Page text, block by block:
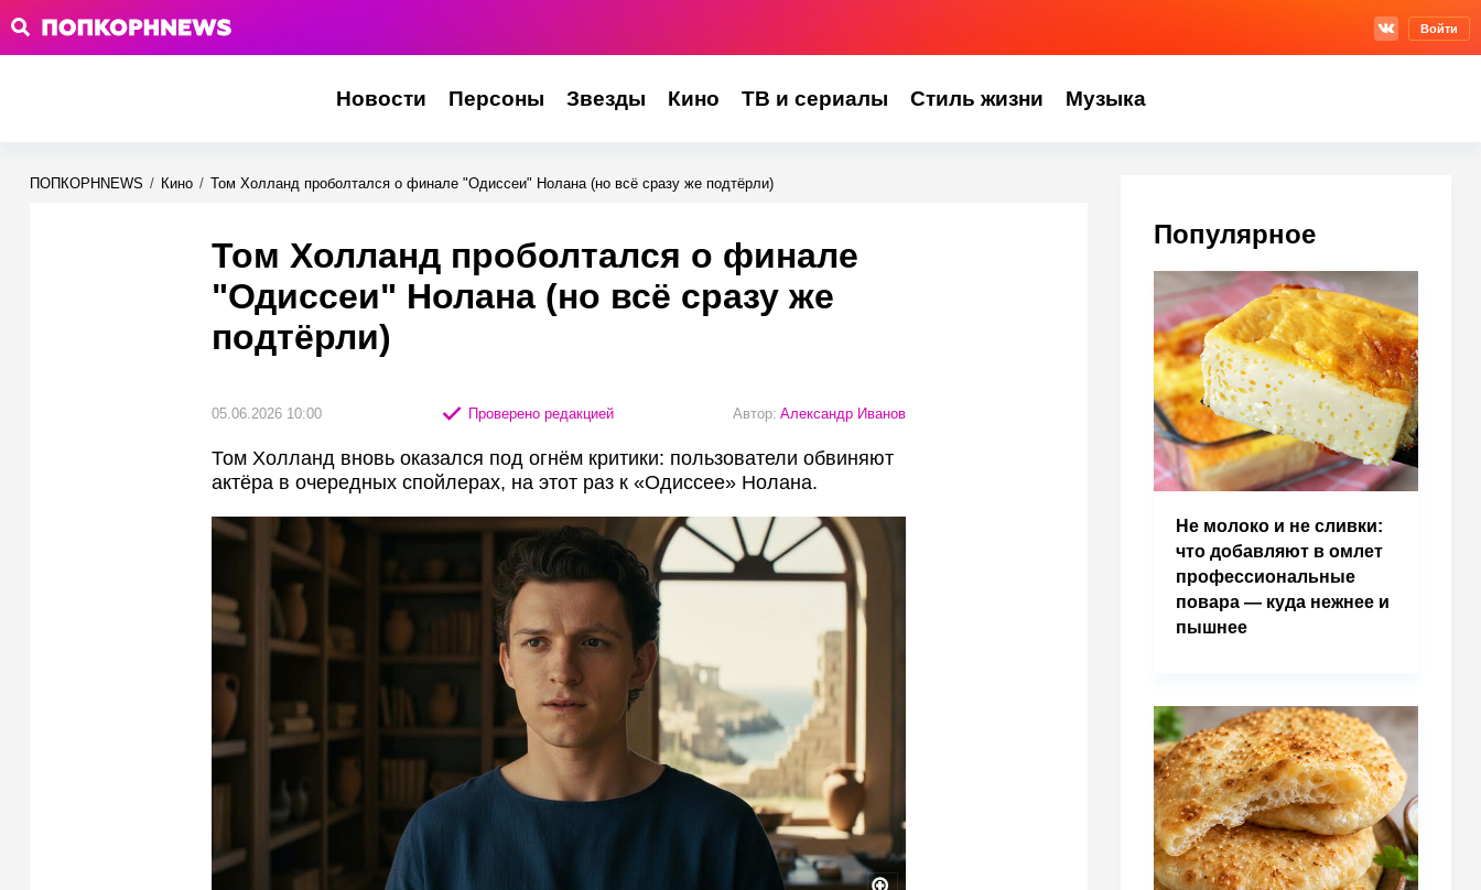
Войти
Новости Персоны Звезды Кино ТВ и сериалы Стиль жизни Музыка
ПОПКОРНNEWS / Кино / Том Холланд проболтался о финале "Одиссеи" Нолана (но всё сразу же подтёрли)
Том Холланд проболтался о финале
"Одиссеи" Нолана (но всё сразу же
подтёрли)
05.06.2026 10:00 Проверено редакцией Автор: Александр Иванов
Том Холланд вновь оказался под огнём критики: пользователи обвиняют
актёра в очередных спойлерах, на этот раз к «Одиссее» Нолана.
Популярное
Не молоко и не сливки:
что добавляют в омлет
профессиональные
повара — куда нежнее и
пышнее